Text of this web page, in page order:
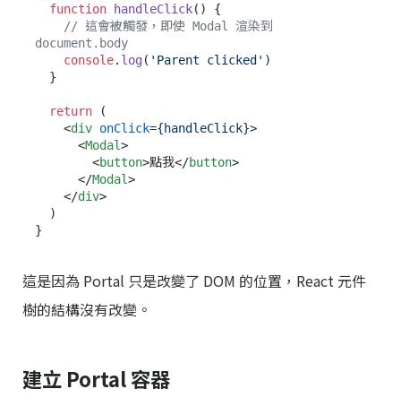
function
handleClick( ) {
// 這會被觸發，即使 Modal 渲染到
document.body
console. log( 'Parent clicked' )
return (
<div onClick={handleClick}>
<Modal>
<button>點我</button>
</Modal>
</div>
這是因為 Portal 只是改變了 DOM 的位置，React 元件
樹的結構沒有改變。
建立 Portal 容器